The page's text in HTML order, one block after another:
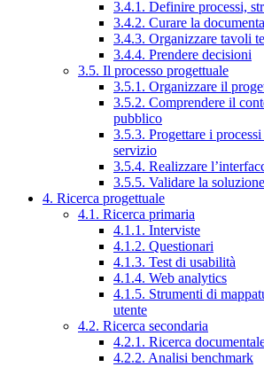
3.4.1. Definire processi,
3.4.2. Curare la
3.4.3. Organizzare tavoli
3.4.4. Prendere decisioni
3.5. Il processo progettuale
3.5.1. Organizzare il
3.5.2. Comprendere il
pubblico
3.5.3. Progettare i processi
servizio
3.5.4. Realizzare
3.5.5. Validare la
4. Ricerca progettuale
4.1. Ricerca primaria
4.1.1. Interviste
4.1.2. Questionari
4.1.3. Test di usabilità
4.1.4. Web analytics
4.1.5. Strumenti di
utente
4.2. Ricerca secondaria
4.2.1. Ricerca
4.2.2. Analisi benchmark